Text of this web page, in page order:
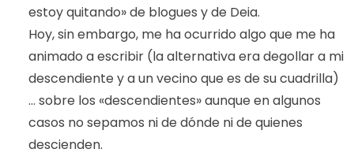
estoy quitando» de blogues y de Deia.
Hoy, sin embargo, me ha ocurrido algo que me ha
animado a escribir (la alternativa era degollar a mi
descendiente y a un vecino que es de su cuadrilla)
… sobre los «descendientes» aunque en algunos
casos no sepamos ni de dónde ni de quienes
descienden.